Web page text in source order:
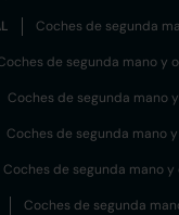
Coches de segunda
de segunda mano y
Coches de segunda mano
Coches de segunda mano
Coches de segunda mano y
Coches de segunda